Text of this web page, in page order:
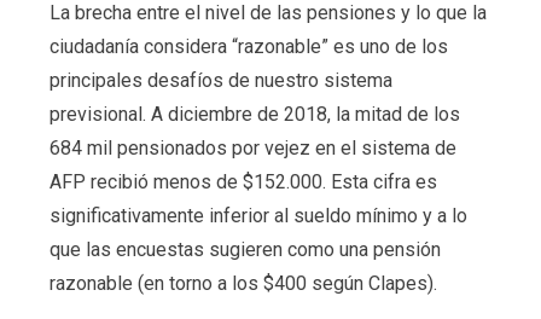
La brecha entre el nivel de las pensiones y lo que la
ciudadanía considera “razonable” es uno de los
principales desafíos de nuestro sistema
previsional. A diciembre de 2018, la mitad de los
684 mil pensionados por vejez en el sistema de
AFP recibió menos de $152.000. Esta cifra es
significativamente inferior al sueldo mínimo y a lo
que las encuestas sugieren como una pensión
razonable (en torno a los $400 según Clapes).